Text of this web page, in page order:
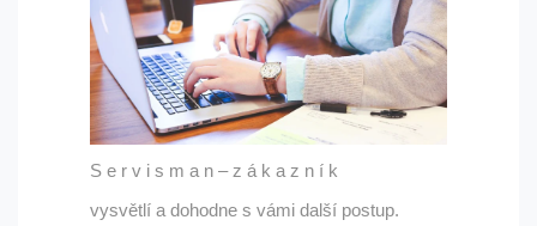
S e r v i s m a n – z á k a z n í k
vysvětlí a dohodne s vámi další postup.